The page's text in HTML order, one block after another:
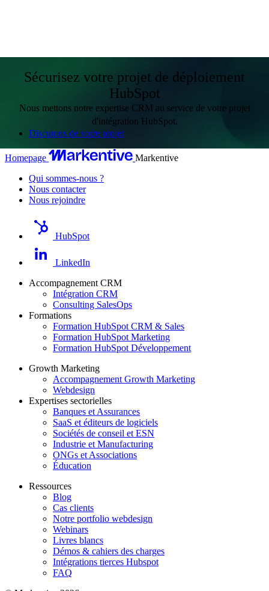
Sécurisez votre projet de déploiement
HubSpot
Nous mettons notre expertise CRM au service de votre projet
d'intégration HubSpot.
Discutons de votre projet
Homepage
Markentive
Qui sommes-nous ?
Nous contacter
Nous rejoindre
HubSpot
LinkedIn
Accompagnement CRM
Intégration CRM
Consulting SalesOps
Formations
Formation HubSpot CRM & Sales
Formation HubSpot Marketing
Formation HubSpot Développement
Growth Marketing
Accompagnement Growth Marketing
Webdesign
Expertises sectorielles
Banques et Assurances
SaaS et éditeurs de logiciels
Sociétés de conseil et ESN
Industrie et Manufacturing
ONGs et Associations
Éducation
Ressources
Blog
Cas clients
Notre portfolio webdesign
Webinars
Livres blancs
Démos & cahiers des charges
Intégrations tierces Hubspot
FAQ